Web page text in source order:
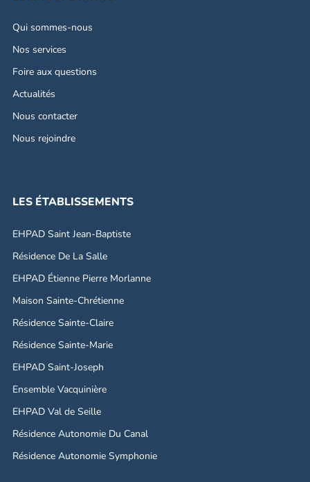
Qui sommes-nous
Nos services
Foire aux questions
Actualités
Nous contacter
Nous rejoindre
LES ÉTABLISSEMENTS
EHPAD Saint Jean-Baptiste
Résidence De La Salle
EHPAD Étienne Pierre Morlanne
Maison Sainte-Chrétienne
Résidence Sainte-Claire
Résidence Sainte-Marie
EHPAD Saint-Joseph
Ensemble Vacquinière
EHPAD Val de Seille
Résidence Autonomie Du Canal
Résidence Autonomie Symphonie